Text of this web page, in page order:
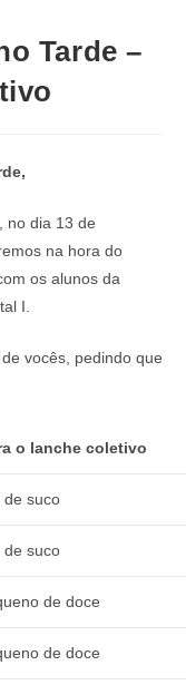
Tarde –
no dia 13 de
na hora do
os alunos da
I.
vocês, pedindo que
o lanche coletivo
de suco
de suco
de doce
de doce